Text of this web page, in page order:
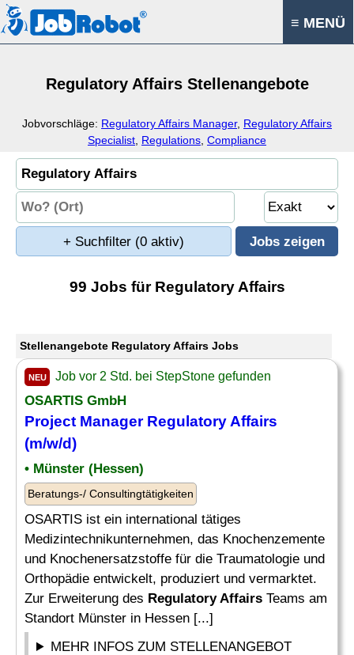
≡ MENÜ
Regulatory Affairs Stellenangebote
Jobvorschläge: Regulatory Affairs Manager, Regulatory Affairs
Specialist Regulations Compliance
+ Suchfilter (0 aktiv)
99 Jobs für Regulatory Affairs
Stellenangebote Regulatory Affairs Jobs
NEU Job vor 2 Std. bei StepStone gefunden
OSARTIS GmbH
Project Manager Regulatory Affairs
(m/w/d)
• Münster (Hessen)
Beratungs-/ Consultingtätigkeiten
OSARTIS ist ein international tätiges
Medizintechnikunternehmen, das Knochenzemente
und Knochenersatzstoffe für die Traumatologie und
Orthopädie entwickelt, produziert und vermarktet.
Zur Erweiterung des Regulatory Affairs Teams am
Standort Münster in Hessen [...]
MEHR INFOS ZUM STELLENANGEBOT